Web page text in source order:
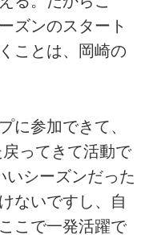
ズンのスタート
ことは、岡崎の
に参加できて、
ってきて活動で
いシーズンだった
ないですし、自
こで一発活躍で